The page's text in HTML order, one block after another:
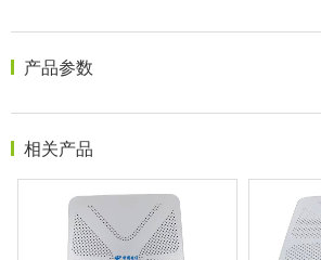
产品参数
相关产品